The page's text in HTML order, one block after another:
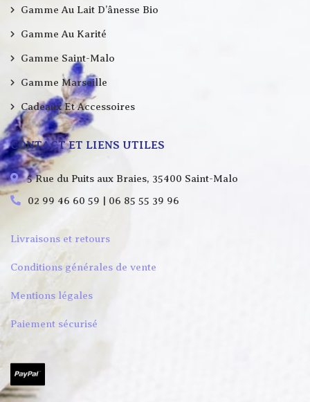
Gamme Au Lait D’ânesse Bio
Gamme Au Karité
Gamme Saint-Malo
Gamme Marseille
Cadeaux Et Accessoires
CONTACT ET LIENS UTILES
5 Rue du Puits aux Braies, 35400 Saint-Malo
02 99 46 60 59 | 06 85 55 39 96
Livraisons et retours
Conditions générales de vente
Mentions légales
Paiement sécurisé